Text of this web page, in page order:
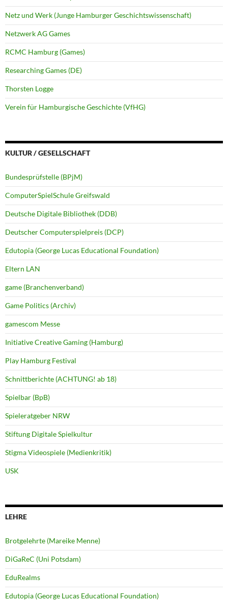
Netz und Werk (Junge Hamburger Geschichtswissenschaft)
Netzwerk AG Games
RCMC Hamburg (Games)
Researching Games (DE)
Thorsten Logge
Verein für Hamburgische Geschichte (VfHG)
KULTUR / GESELLSCHAFT
Bundesprüfstelle (BPjM)
ComputerSpielSchule Greifswald
Deutsche Digitale Bibliothek (DDB)
Deutscher Computerspielpreis (DCP)
Edutopia (George Lucas Educational Foundation)
Eltern LAN
game (Branchenverband)
Game Politics (Archiv)
gamescom Messe
Initiative Creative Gaming (Hamburg)
Play Hamburg Festival
Schnittberichte (ACHTUNG! ab 18)
Spielbar (BpB)
Spieleratgeber NRW
Stiftung Digitale Spielkultur
Stigma Videospiele (Medienkritik)
USK
LEHRE
Brotgelehrte (Mareike Menne)
DiGaReC (Uni Potsdam)
EduRealms
Edutopia (George Lucas Educational Foundation)